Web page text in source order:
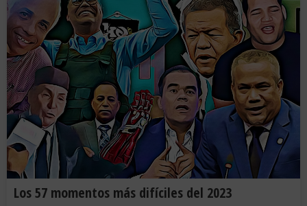
Los 57 momentos más difíciles del 2023